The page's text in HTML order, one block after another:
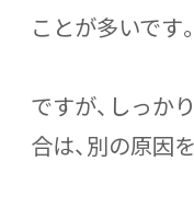
ことが多いです。
ですが、しっか
合は、別の原因